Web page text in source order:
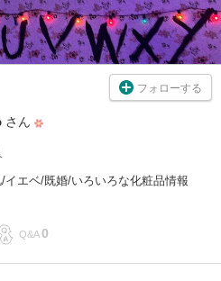
フォローする
さん
エベ/既婚/いろいろな化粧品情報
Q&A 0